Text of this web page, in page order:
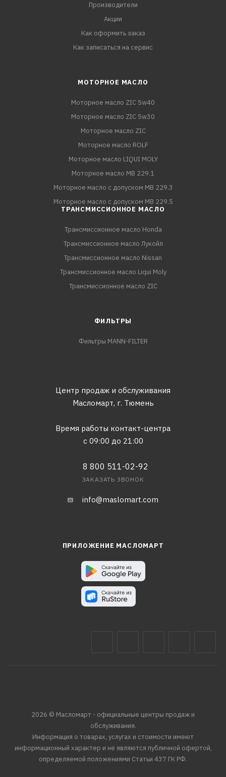
Производители
Акции
Как оформить заказ
Как записаться на сервис
МОТОРНОЕ МАСЛО
Моторное масло ZIC 5w40
Моторное масло ZIC 5w30
Моторное масло ZIC
Моторное масло ROLF
Моторное масло LIQUI MOLY
Моторное масло MB 229.1
Моторное масло с допуском MB 229.3
Моторное масло с допуском MB 229.5
ТРАНСМИССИОННОЕ МАСЛО
Трансмиссионное масло Honda
Трансмиссионное масло Лукойл
Трансмиссионное масло Nissan
Трансмиссионное масло Liqui Moly
Трансмиссионное масло ZIC
ФИЛЬТРЫ
Фильтры MANN-FILTER
Центр продаж и обслуживания
Масломарт, г. Тюмень
Время работы контакт-центра
с 09:00 до 21:00
8 800 511-02-92
ЗАКАЗАТЬ ЗВОНОК
info@maslomart.com
ПРИЛОЖЕНИЕ МАСЛОМАРТ
2026 © Масломарт - официальные центры продаж и
обслуживания.
Информация о товарах, услугах и стоимости имеют
информационный характер и не являются публичной офертой,
определяемой положениями Статьи 437 ГК РФ.